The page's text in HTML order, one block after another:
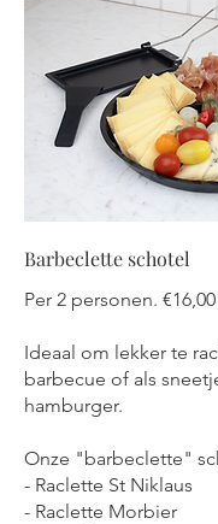
Barbeclette schotel
Per 2 personen.
Ideaal om lekker te
barbecue of als
hamburger.
Onze "barbeclette"
- Raclette St Niklaus
- Raclette Morbier